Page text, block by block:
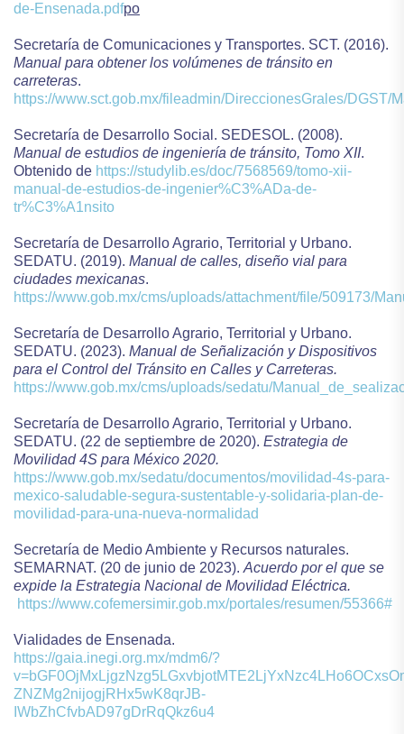
de-Ensenada.pdfpo
Secretaría de Comunicaciones y Transportes. SCT. (2016).
Manual para obtener los volúmenes de tránsito en
carreteras.
https://www.sct.gob.mx/fileadmin/DireccionesGrales/
Secretaría de Desarrollo Social. SEDESOL. (2008).
Manual de estudios de ingeniería de tránsito, Tomo XII.
Obtenido de https://studylib.es/doc/7568569/tomo-xii-
manual-de-estudios-de-ingenier%C3%ADa-de-
tr%C3%A1nsito
Secretaría de Desarrollo Agrario, Territorial y Urbano.
SEDATU. (2019). Manual de calles, diseño vial para
ciudades mexicanas.
https://www.gob.mx/cms/uploads/attachment/file/509173/
Secretaría de Desarrollo Agrario, Territorial y Urbano.
SEDATU. (2023). Manual de Señalización y Dispositivos
para el Control del Tránsito en Calles y Carreteras.
https://www.gob.mx/cms/uploads/sedatu/
Secretaría de Desarrollo Agrario, Territorial y Urbano.
SEDATU. (22 de septiembre de 2020). Estrategia de
Movilidad 4S para México 2020.
https://www.gob.mx/sedatu/documentos/movilidad-4s-para-
mexico-saludable-segura-sustentable-y-solidaria-plan-de-
movilidad-para-una-nueva-normalidad
Secretaría de Medio Ambiente y Recursos naturales.
SEMARNAT. (20 de junio de 2023). Acuerdo por el que se
expide la Estrategia Nacional de Movilidad Eléctrica.
https://www.cofemersimir.gob.mx/portales/resumen/55366#
Vialidades de Ensenada.
https://gaia.inegi.org.mx/mdm6/?
ZNZMg2nijogjRHx5wK8qrJB-
IWbZhCfvbAD97gDrRqQkz6u4